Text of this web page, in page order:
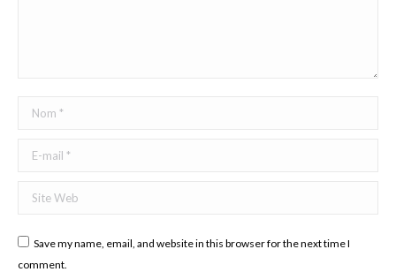
Nom *
E-mail *
Site Web
Save my name, email, and website in this browser for the next time I
comment.